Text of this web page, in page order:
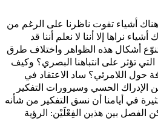
أشياء تفوت ناظرنا على الرغم من
نراها إلا أننا لا نعلم أننا قد
أشكال هذه الظواهر واختلاف طرق
تؤثر على انتباهنا البصري؟ وكيف
حول اللامرئي؟ ساد الاعتقاد في
الإدراك الحسي وسيرورات التفكير
في أيامنا أن نسق التفكير من شأنه
الفصل بين هذين الفِعْلَيْن: الرؤية